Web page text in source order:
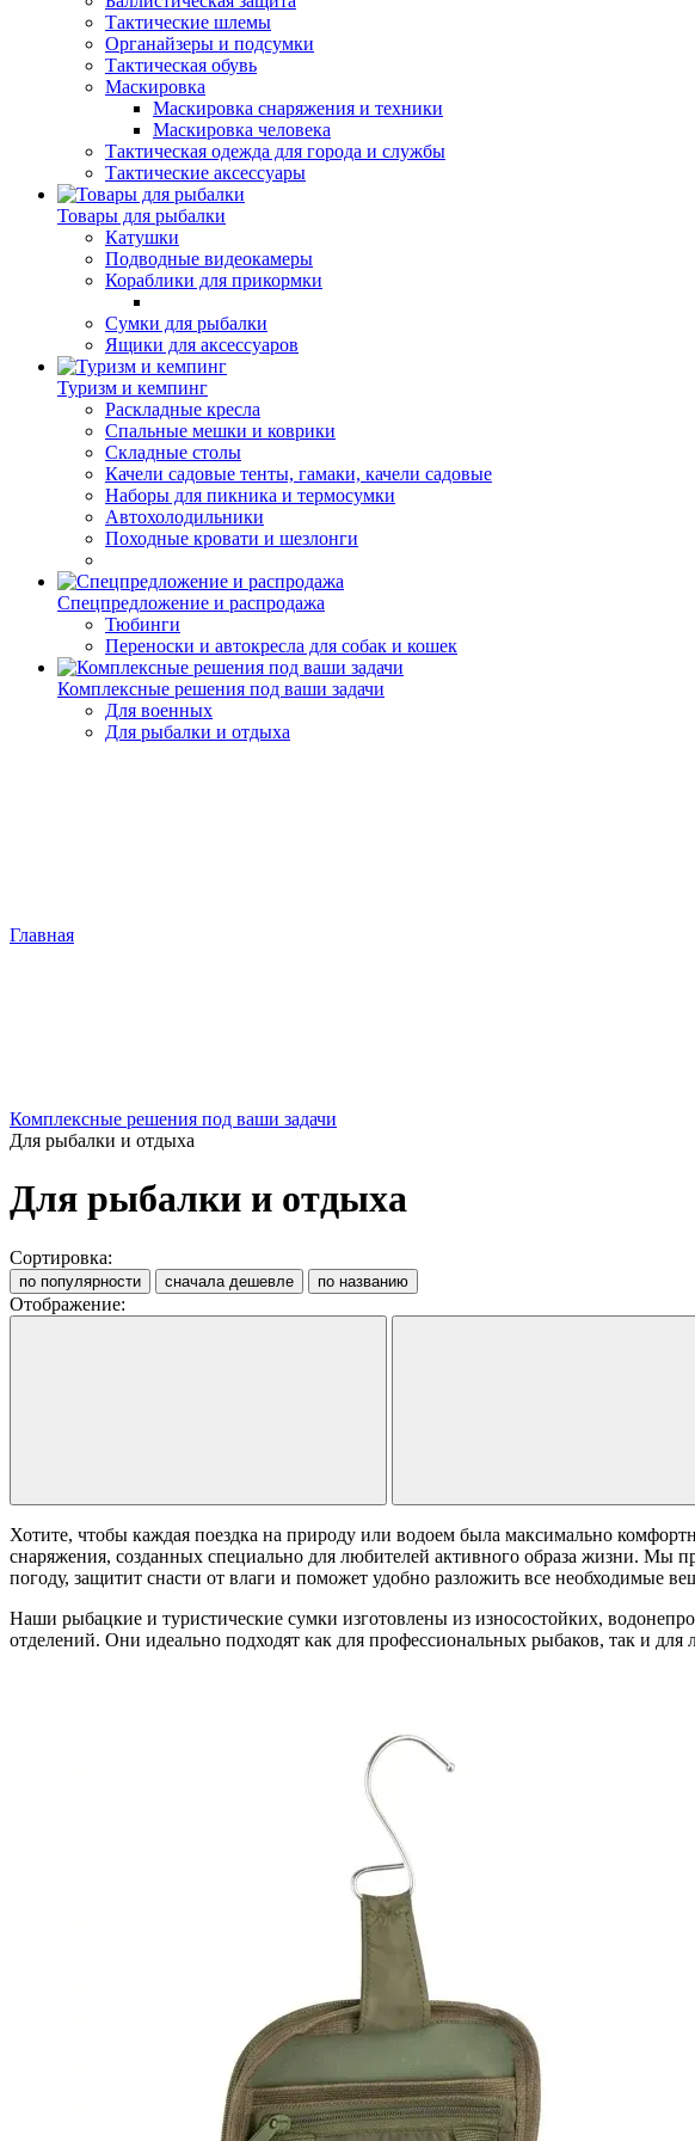
Тактические шлемы
Органайзеры и подсумки
Тактическая обувь
Маскировка
Маскировка снаряжения и техники
Маскировка человека
Тактическая одежда для города и службы
Тактические аксессуары
Товары для рыбалки
Катушки
Подводные видеокамеры
Кораблики для прикормки
Сумки для рыбалки
Ящики для аксессуаров
Туризм и кемпинг
Раскладные кресла
Спальные мешки и коврики
Складные столы
Качели садовые тенты, гамаки, качели садовые
Наборы для пикника и термосумки
Автохолодильники
Походные кровати и шезлонги
Спецпредложение и распродажа
Тюбинги
Переноски и автокресла для собак и кошек
Комплексные решения под ваши задачи
Для военных
Для рыбалки и отдыха
Главная
Комплексные решения под ваши задачи
Для рыбалки и отдыха
Для рыбалки и отдыха
Сортировка:
по популярности сначала дешевле по названию
Отображение:
Хотите, чтобы каждая поездка на природу или водоем была максимально
снаряжения, созданных специально для любителей активного образа жизни. Мы
погоду, защитит снасти от влаги и поможет удобно разложить все необходимые
Наши рыбацкие и туристические сумки изготовлены из износостойких,
отделений. Они идеально подходят как для профессиональных рыбаков, так и